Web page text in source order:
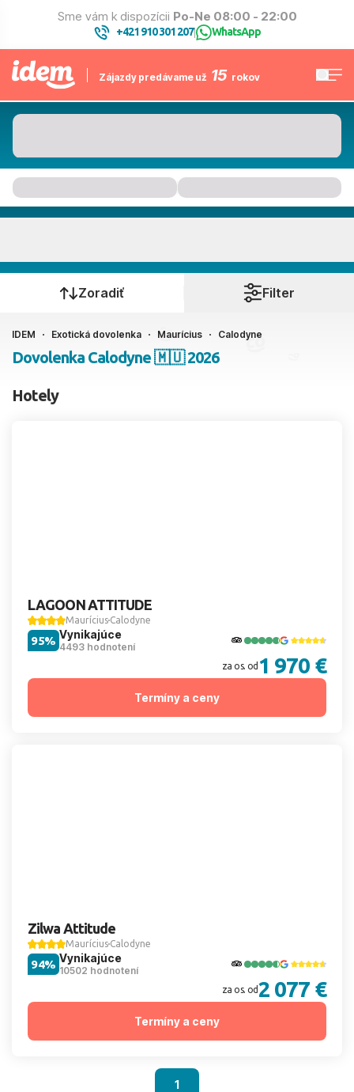
Sme vám k dispozícii Po-Ne 08:00 - 22:00
+421 910 301 207| WhatsApp
Zájazdy predávame už 15 rokov
Kedy cestujete?
Ako cestujete?
2 dospelí, 0 deti
Zoradiť Filter
IDEM Exotická dovolenka Maurícius Calodyne
Dovolenka Calodyne 🇲🇺 2026
Hotely
LAGOON ATTITUDE
Maurícius Calodyne
Vynikajúce
4493 hodnotení
95%
za os. od 1 970 €
Termíny a ceny
Zilwa Attitude
Maurícius Calodyne
Vynikajúce
10502 hodnotení
94%
za os. od2 077 €
Termíny a ceny
1